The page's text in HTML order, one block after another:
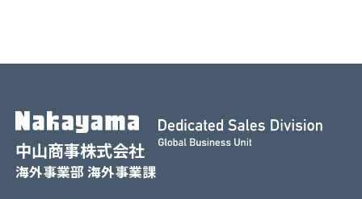
中山商事株式会社
海外事業部 海外事業課